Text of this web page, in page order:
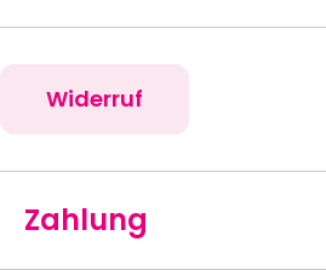
Widerruf
Zahlung